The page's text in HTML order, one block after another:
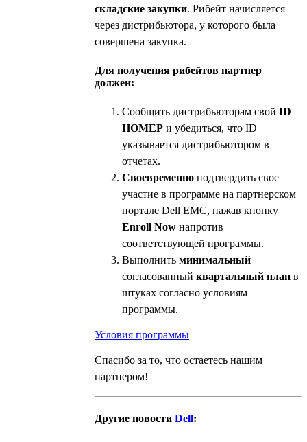
складские закупки. Рибейт начисляется
через дистрибьютора, у которого была
совершена закупка.
Для получения рибейтов партнер
должен:
Сообщить дистрибьюторам свой ID
НОМЕР и убедиться, что ID
указывается дистрибьютором в
отчетах.
Своевременно подтвердить свое
участие в программе на партнерском
портале Dell EMC, нажав кнопку
Enroll Now напротив
соответствующей программы.
Выполнить минимальный
согласованный квартальный план в
штуках согласно условиям
программы.
Условия программы
Спасибо за то, что остаетесь нашим
партнером!
Другие новости Dell: